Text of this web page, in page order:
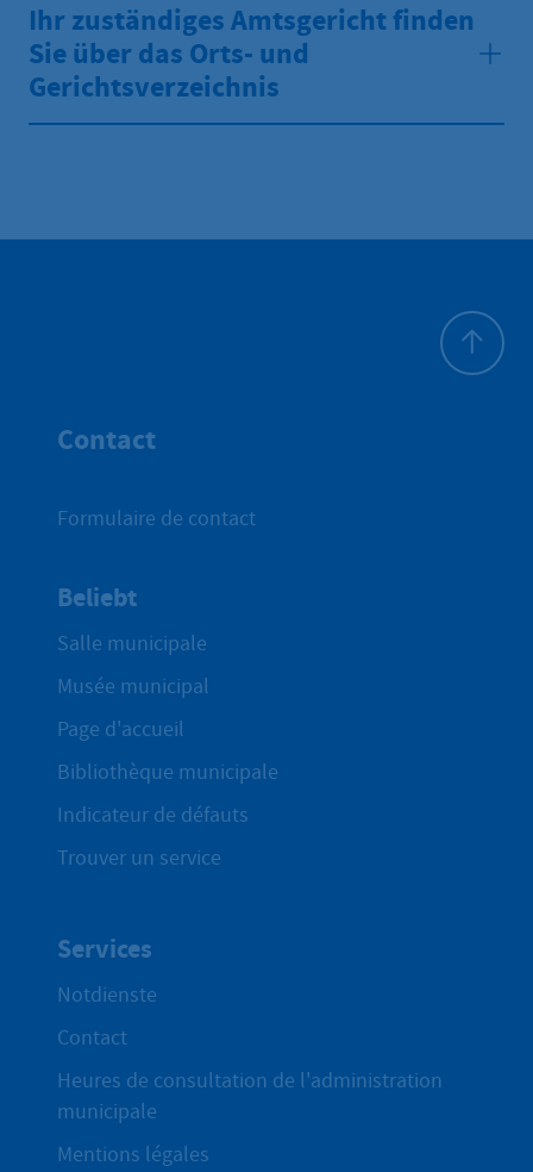
Ihr zuständiges Amtsgericht finden
Sie über das Orts- und
Gerichtsverzeichnis
Contact
Formulaire de contact
Beliebt
Salle municipale
Musée municipal
Page d'accueil
Bibliothèque municipale
Indicateur de défauts
Trouver un service
Services
Notdienste
Contact
Heures de consultation de l'administration
municipale
Mentions légales